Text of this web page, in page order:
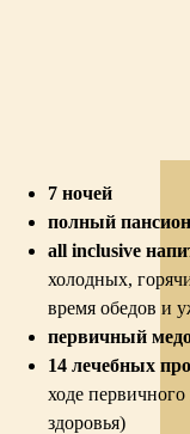
7 ночей
полный пансион
all inclusive
холодных,
время обедов и
первичный
14 лечебных
ходе
здоровья)